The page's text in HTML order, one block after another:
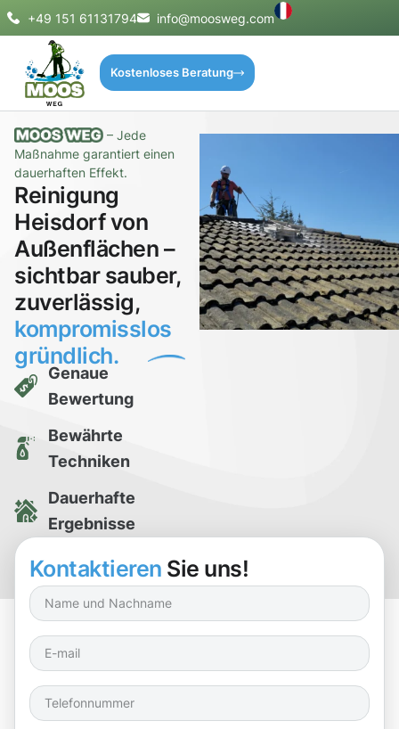
+49 151 61131794 info@moosweg.com
Kostenloses Beratung
– Jede
Maßnahme garantiert einen
dauerhaften Effekt.
Reinigung
Heisdorf von
Außenflächen –
sichtbar sauber,
zuverlässig,
kompromisslos
gründlich.
Genaue
Bewertung
Bewährte
Techniken
Dauerhafte
Ergebnisse
Kostenlose
Reinigungsprobe
Kontaktieren Sie uns!